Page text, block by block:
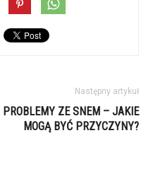
Następny artykuł
PROBLEMY ZE SNEM – JAKIE
MOGĄ BYĆ PRZYCZYNY?